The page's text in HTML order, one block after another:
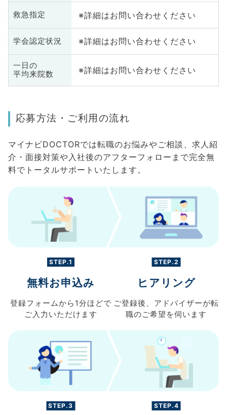
救急指定 ※詳細はお問い合わせください
学会認定状況 ※詳細はお問い合わせください
一日の
平均来院数
※詳細はお問い合わせください
応募方法・ご利用の流れ
マイナビDOCTORでは転職のお悩みやご相談、求人紹
介・面接対策や入社後のアフターフォローまで完全無
料でトータルサポートいたします。
STEP.1
無料お申込み
登録フォームから 1分ほどで
ご入力 いただけます
STEP.2
ヒアリング
ご登録後、 アドバイザーが転
職のご希望を伺います
STEP.3 STEP.4